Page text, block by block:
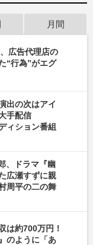
月間
広告代理店の
“行為”がエグ
出の次はアイ
手配信
ィション番組
、ドラマ『幽
広瀬すずに親
周平の二の舞
は約700万円！
のように「あ